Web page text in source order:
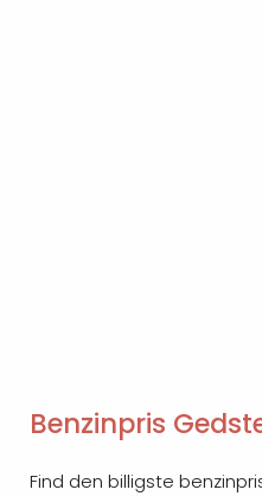
Benzinpris
Find den billigste